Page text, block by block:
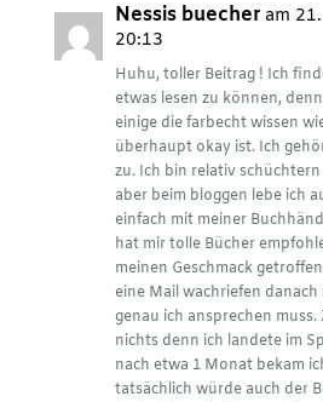
Nessis buecher am
20:13
Huhu, toller Beitrag ! Ich
etwas lesen zu können,
einige die farbecht wissen
überhaupt okay ist. Ich
zu. Ich bin relativ
aber beim bloggen lebe ich
einfach mit meiner
hat mir tolle Bücher
meinen Geschmack
eine Mail wachriefen
genau ich ansprechen
nichts denn ich landete im
nach etwa 1 Monat bekam
tatsächlich würde auch der